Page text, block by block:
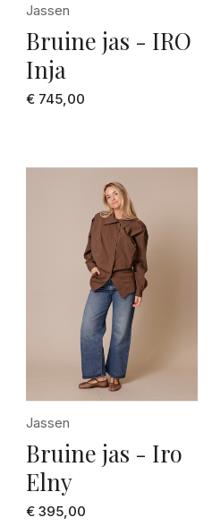
Jassen
Bruine jas - IRO
Inja
€ 745,00
Jassen
Bruine jas - Iro
Elny
€ 395,00